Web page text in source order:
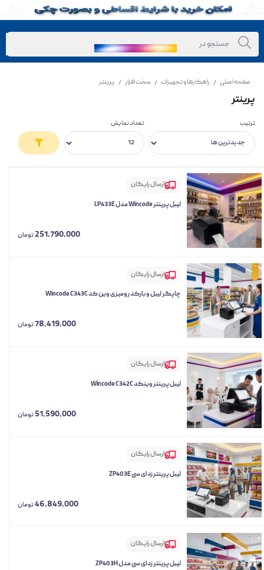
صفحه اصلی / راهکارها و تجهیزات / سخت افزار / پرینتر
پرینتر
ترتیب تعداد نمایش
ارسال رایگان
لیبل پرینتر Wincode مدل LP433E
251,790,000تومان
ارسال رایگان
چاپگر لیبل و بارکد رومیزی وین کد Wincode C343C
78,419,000تومان
ارسال رایگان
لیبل پرینتر وینکد Wincode C342C
51,590,000تومان
ارسال رایگان
لیبل پرینتر زد ای سی ZP403E
46,849,000تومان
ارسال رایگان
لیبل پرینتر زد ای سی مدل ZP403H